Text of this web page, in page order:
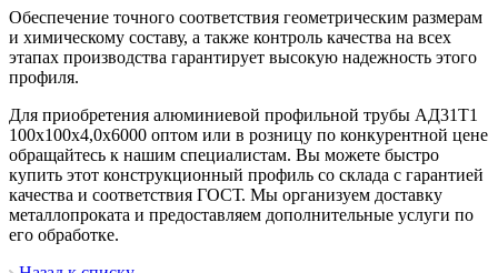
Обеспечение точного соответствия геометрическим размерам
и химическому составу, а также контроль качества на всех
этапах производства гарантирует высокую надежность этого
профиля.
Для приобретения алюминиевой профильной трубы АД31Т1
100х100х4,0х6000 оптом или в розницу по конкурентной цене
обращайтесь к нашим специалистам. Вы можете быстро
купить этот конструкционный профиль со склада с гарантией
качества и соответствия ГОСТ. Мы организуем доставку
металлопроката и предоставляем дополнительные услуги по
его обработке.